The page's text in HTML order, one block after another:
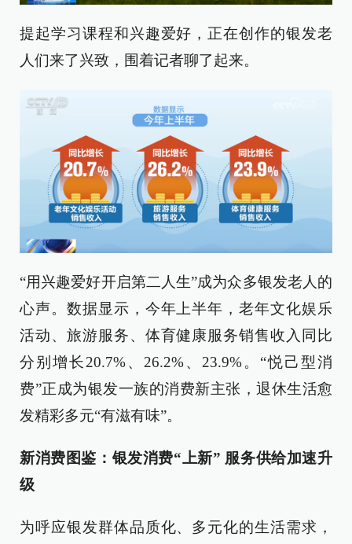
提起学习课程和兴趣爱好，正在创作的银发老
人们来了兴致，围着记者聊了起来。
“用兴趣爱好开启第二人生”成为众多银发老人的
心声。数据显示，今年上半年，老年文化娱乐
活动、旅游服务、体育健康服务销售收入同比
分别增长20.7%、26.2%、23.9%。“悦己型消
费”正成为银发一族的消费新主张，退休生活愈
发精彩多元“有滋有味”。
新消费图鉴：银发消费“上新” 服务供给加速升
级
为呼应银发群体品质化、多元化的生活需求，